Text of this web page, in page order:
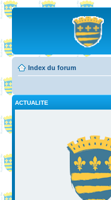
Index du forum
ACTUALITE